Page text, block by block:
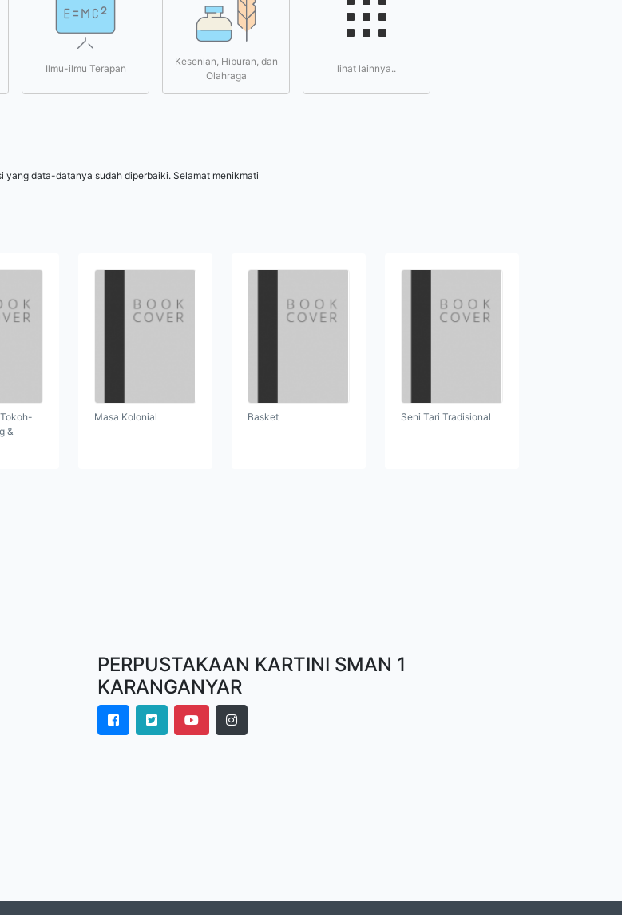
Ilmu-ilmu Terapan
Kesenian, Hiburan, dan
Olahraga
lihat lainnya..
data-datanya sudah diperbaiki. Selamat menikmati
&
Masa Kolonial Basket Seni Tari Tradisional
PERPUSTAKAAN KARTINI SMAN 1
KARANGANYAR